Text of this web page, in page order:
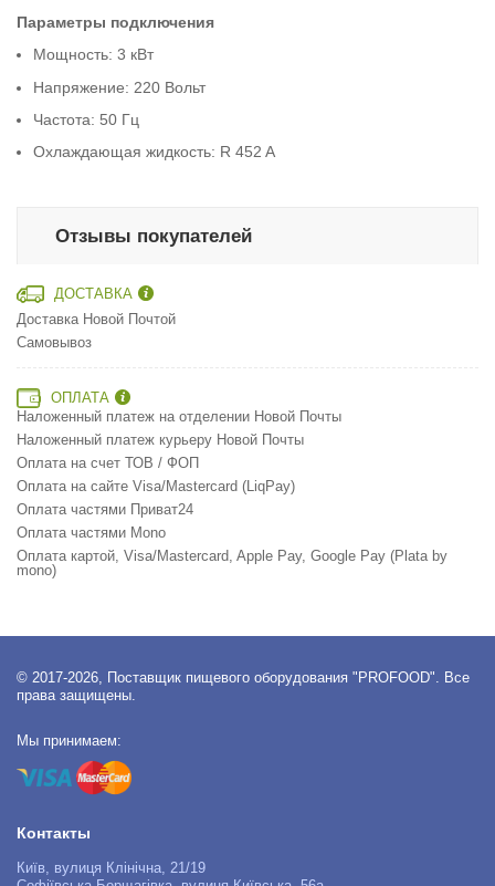
Параметры подключения
Мощность: 3 кВт
Напряжение: 220 Вольт
Частота: 50 Гц
Охлаждающая жидкость: R 452 A
Отзывы покупателей
ДОСТАВКА
Доставка Новой Почтой
Самовывоз
ОПЛАТА
Наложенный платеж на отделении Новой Почты
Наложенный платеж курьеру Новой Почты
Оплата на счет ТОВ / ФОП
Оплата на сайте Visa/Mastercard (LiqPay)
Оплата частями Приват24
Оплата частями Mono
Оплата картой, Visa/Mastercard, Apple Pay, Google Pay (Plata by
mono)
© 2017-2026, Поставщик пищевого оборудования "PROFOOD". Все
права защищены.
Мы принимаем:
Контакты
Київ, вулиця Клінічна, 21/19